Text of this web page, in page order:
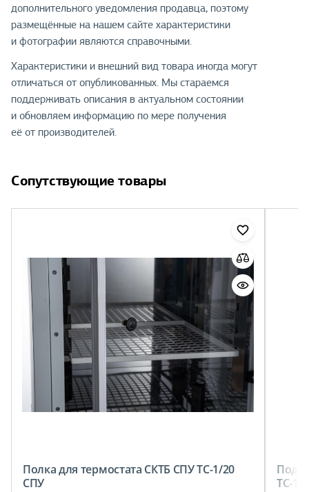
дополнительного уведомления продавца, поэтому
размещённые на нашем сайте характеристики
и фотографии являются справочными.
Характеристики и внешний вид товара иногда могут
отличаться от опубликованных. Мы стараемся
поддерживать описания в актуальном состоянии
и обновляем информацию по мере получения
её от производителей.
Сопутствующие товары
Полка для термостата СКТБ СПУ ТС-1/20
СПУ
ТС-1/